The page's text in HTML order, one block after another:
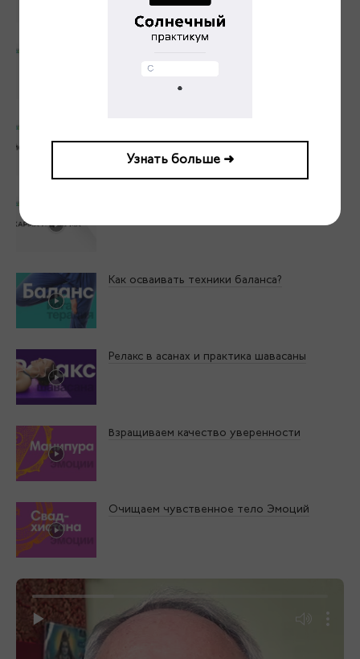
Эмоционал. Интеллектуал
максимального результата?
Как осваивать техники баланса?
Релакс в асанах и практика шавасаны
Взращиваем качество уверенности
Очищаем чувственное тело Эмоций
Узнать больше ➜